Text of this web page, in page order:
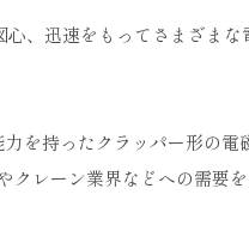
、迅速をもってさまざまな
を持ったクラッパー形の電
クレーン業界などへの需要